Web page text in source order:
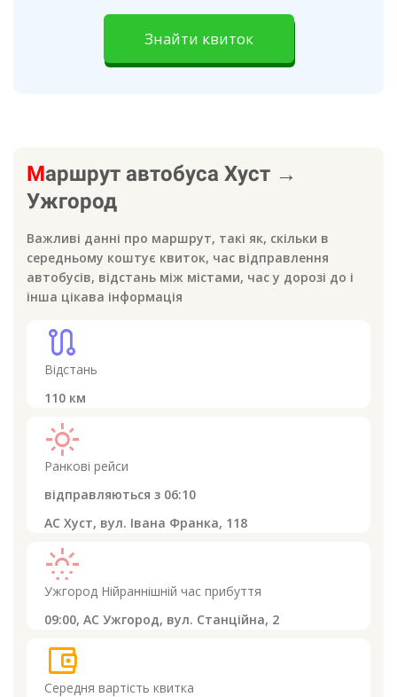
Знайти квиток
Маршрут автобуса Хуст →
Ужгород
Важливі данні про маршрут, такі як, скільки в
середньому коштує квиток, час відправлення
автобусів, відстань між містами, час у дорозі до і
інша цікава інформація
route
Відстань
110 км
light_mode
Ранкові рейси
відправляються з 06:10
АС Хуст, вул. Івана Франка, 118
sunny_snowing
Ужгород Нійраннішній час прибуття
09:00, АС Ужгород, вул. Станційна, 2
account_balance_wallet
Середня вартість квитка